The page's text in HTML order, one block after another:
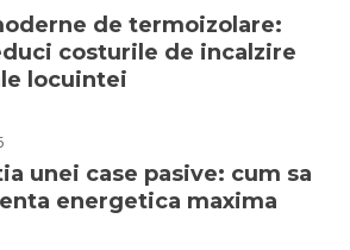
de termoizolare:
costurile de incalzire
locuintei
unei case pasive: cum sa
energetica maxima